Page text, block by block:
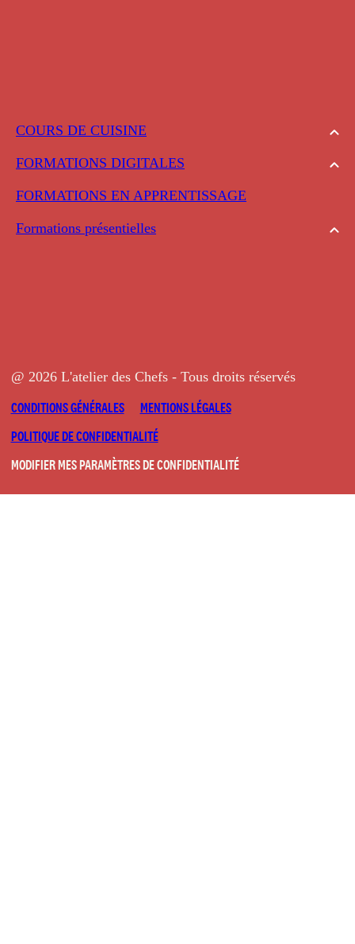
COURS DE CUISINE
FORMATIONS DIGITALES
FORMATIONS EN APPRENTISSAGE
Formations présentielles
@ 2026 L'atelier des Chefs - Tous droits réservés
CONDITIONS GÉNÉRALES
MENTIONS LÉGALES
POLITIQUE DE CONFIDENTIALITÉ
MODIFIER MES PARAMÈTRES DE CONFIDENTIALITÉ